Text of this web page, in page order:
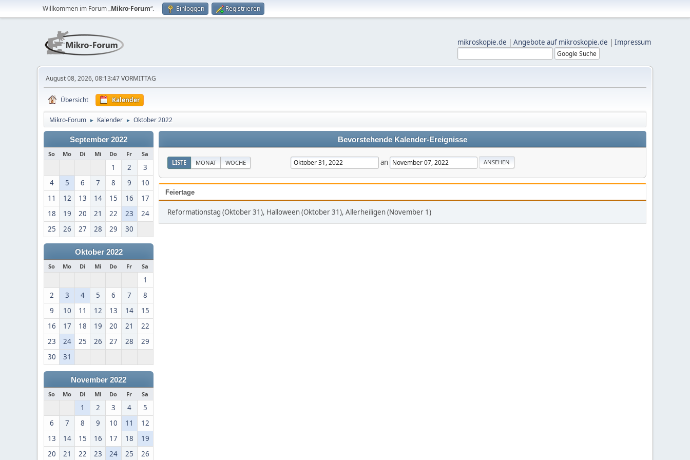
Willkommen im Forum „Mikro-Forum“. Einloggen Registrieren
mikroskopie.de | Angebote auf mikroskopie.de | Impressum
August 08, 2026, 08:13:47 VORMITTAG
Übersicht Kalender
Mikro-Forum ► Kalender ► Oktober 2022
September 2022
So Mo Di Mi Do Fr Sa
1 2
3
4
5 6 7 8 9
10
11
12 13 14 15 16
17
18
19 20 21 22 23
24
25
26 27 28 29 30
Oktober 2022
So Mo Di Mi Do Fr Sa
1
2
3 4 5 6 7
8
9
10 11 12 13 14
15
16
17 18 19 20 21
22
23
24 25 26 27 28
29
30
31
November 2022
So Mo Di Mi Do Fr Sa
1 2 3 4
5
6
7 8 9 10 11
12
13
14 15 16 17 18
19
20
21 22 23 24 25 26
Bevorstehende Kalender-Ereignisse
LISTE MONAT WOCHE an
Feiertage
Reformationstag (Oktober 31), Halloween (Oktober 31), Allerheiligen (November 1)